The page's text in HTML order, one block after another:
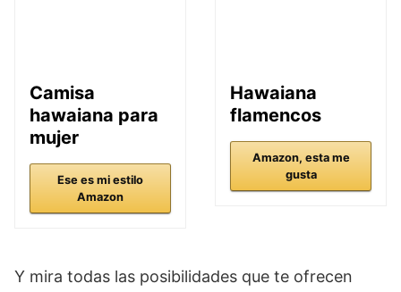
Camisa
hawaiana para
mujer
Ese es mi estilo
Amazon
Hawaiana
flamencos
Amazon, esta me
gusta
Y mira todas las posibilidades que te ofrecen